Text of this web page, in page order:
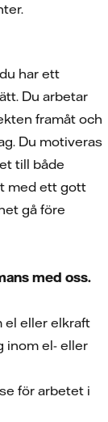
har ett
Du arbetar
framåt och
Du motiveras
till både
med ett gott
gå före
med oss.
el eller elkraft
inom el- eller
för arbetet i